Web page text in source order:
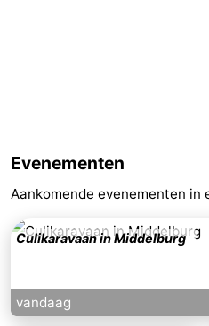
Evenementen
Aankomende evenementen in
Culikaravaan in Middelburg
vandaag